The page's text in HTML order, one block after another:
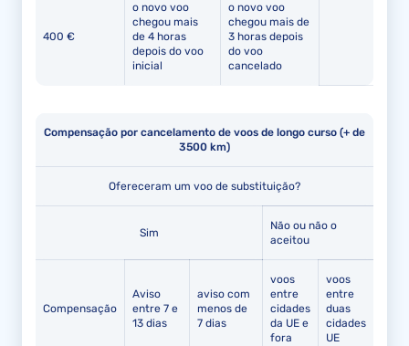
400 €
o novo voo
chegou mais
de 4 horas
depois do voo
inicial
o novo voo
chegou mais de
3 horas depois
do voo
cancelado
Compensação por cancelamento de voos de longo curso (+ de
3500 km)
Ofereceram um voo de substituição?
Sim
Não ou não o
aceitou
Compensação
Aviso
entre 7 e
13 dias
aviso com
menos de
7 dias
voos
entre
cidades
da UE e
fora
voos
entre
duas
cidades
UE